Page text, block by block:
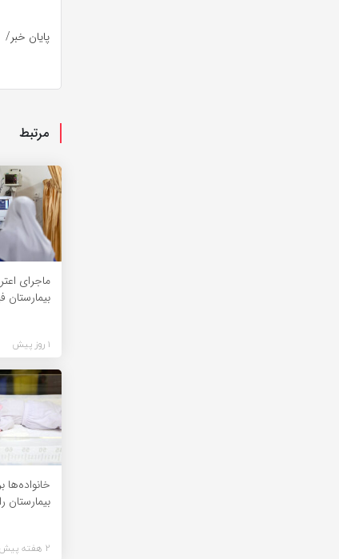
پایان خبر/
مرتبط
ماجرای
1 روز پیش
خانواده‌ها
بیمارستان
2 هفته پیش